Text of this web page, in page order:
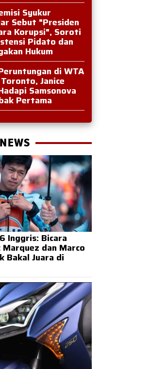
Syukur
Sebut "Presiden
Korupsi", Soroti
Pidato dan
Hukum
di WTA
Janice
Samsonova
Pertama
Inggris: Bicara
dan Marco
Bakal Juara di